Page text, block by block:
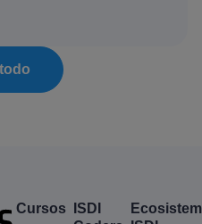
Cursos
ISDI